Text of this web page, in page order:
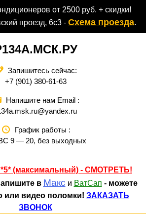
от 2500 руб. + скидки!
проезд, 6с3 - Схема проезда.
Запишитесь сейчас:
+7 (901) 380-61-63
Напишите нам Email :
График работы :
9 — 20, без выходных
(максимальный) - СМОТРЕТЬ!
в Макс и ВатСап - можете
или видео поломки! ЗАКАЗАТЬ
ЗВОНОК